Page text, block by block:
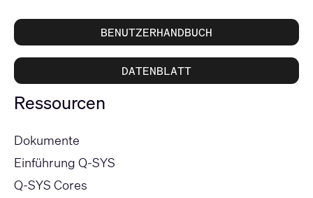
BENUTZERHANDBUCH
DATENBLATT
Ressourcen
Dokumente
Einführung Q-SYS
Q-SYS Cores